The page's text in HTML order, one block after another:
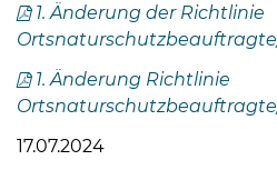
08
12
Uhr
und
1. Änderung der Richtlinie
1. Änderung Richtlinie
17.07.2024